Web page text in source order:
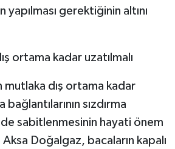
yapılması gerektiğinin altını
ortama kadar uzatılmalı
mutlaka dış ortama kadar
bağlantılarının sızdırma
sabitlenmesinin hayati önem
Aksa Doğalgaz, bacaların kapalı